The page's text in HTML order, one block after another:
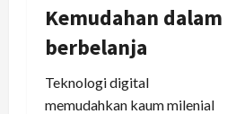
Kemudahan dalam
berbelanja
Teknologi digital
memudahkan kaum milenial